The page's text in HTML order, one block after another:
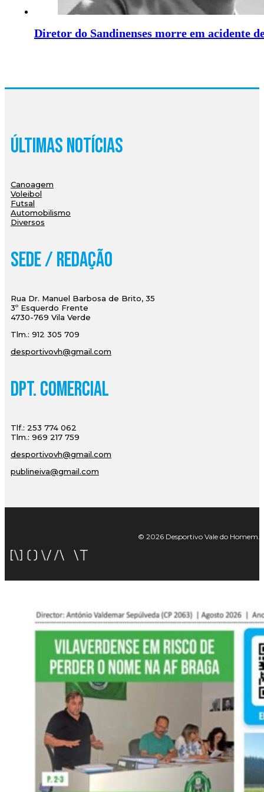
Diretor do Sandinenses morre em acidente
Últimas Notícias
Canoagem
Voleibol
Futsal
Automobilismo
Diversos
Sede / Redação
Rua Dr. Manuel Barbosa de Brito, 35
3º Esquerdo Frente
4730-769 Vila Verde
Tlm.: 912 305 709
desportivovh@gmail.com
Dpt. Comercial
Tlf.: 253 774 062
Tlm.: 969 217 759
desportivovh@gmail.com
publineiva@gmail.com
© 2026 Desportivo Vale do Homem.